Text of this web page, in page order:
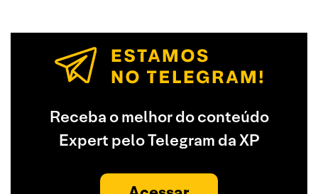
Receba o melhor do conteúdo
Expert pelo Telegram da XP